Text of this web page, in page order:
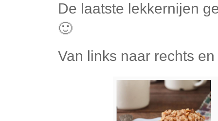
De laatste lekkernijen
🙂
Van links naar rechts